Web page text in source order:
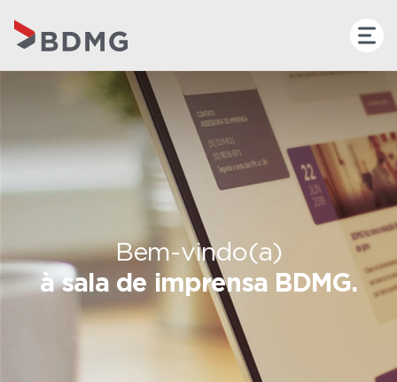
Bem-vindo(a)
à sala de imprensa BDMG.